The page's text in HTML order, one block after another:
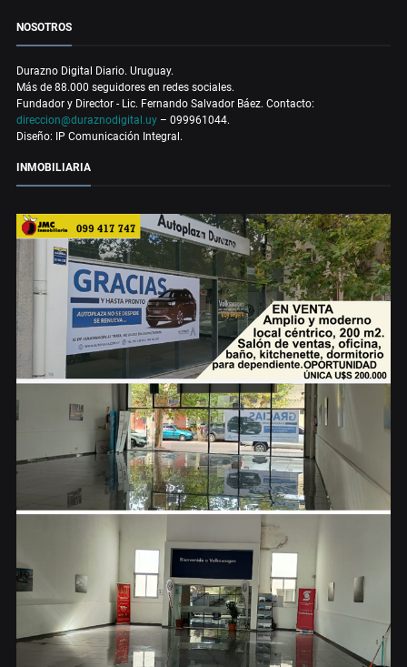
NOSOTROS
Durazno Digital Diario. Uruguay.
Más de 88.000 seguidores en redes sociales.
Fundador y Director - Lic. Fernando Salvador Báez. Contacto:
direccion@duraznodigital.uy – 099961044.
Diseño: IP Comunicación Integral.
INMOBILIARIA